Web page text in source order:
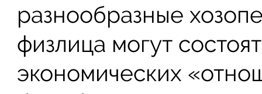
разнообразные
физлица могут
экономических